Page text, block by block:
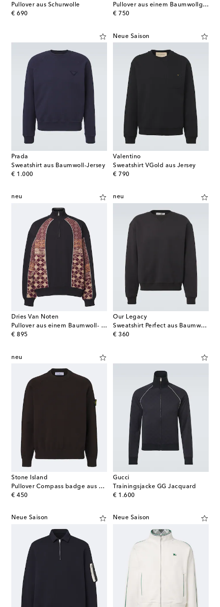
Pullover aus Schurwolle
€ 690
original price
Pullover aus einem Baumwollgemisch
€ 750
original price
Prada
Sweatshirt aus Baumwoll-Jersey
€ 1.000
original price
Neue Saison
Valentino
Sweatshirt VGold aus Jersey
€ 790
original price
neu
Dries Van Noten
Pullover aus einem Baumwoll- und Wollgemisch
€ 895
original price
neu
Our Legacy
Sweatshirt Perfect aus Baumwolle und Wolle
€ 360
original price
neu
Stone Island
Pullover Compass badge aus einem Wollgemisch
€ 450
original price
Gucci
Trainingsjacke GG Jacquard
€ 1.600
original price
Neue Saison Neue Saison